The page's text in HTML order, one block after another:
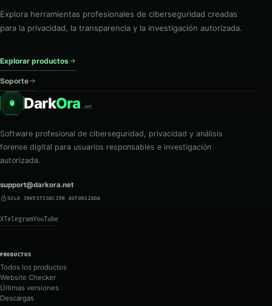
Explora herramientas profesionales de ciberseguridad creadas
para la privacidad, la transparencia y la investigación autorizada.
Explorar productos
Soporte
O DarkOra .net
Software profesional de ciberseguridad, privacidad y análisis
forense digital para usuarios responsables e investigación
autorizada.
support@darkora.net
SOLO INVESTIGACIÓN AUTORIZADA
XTelegramYouTube
PRODUCTOS
Todos los productos
Website Checker
Últimas versiones
Descargas